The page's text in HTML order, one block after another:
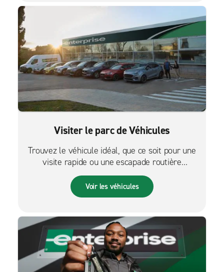
Visiter le parc de Véhicules
Trouvez le véhicule idéal, que ce soit pour une
visite rapide ou une escapade routière
palpitante.
Voir les véhicules